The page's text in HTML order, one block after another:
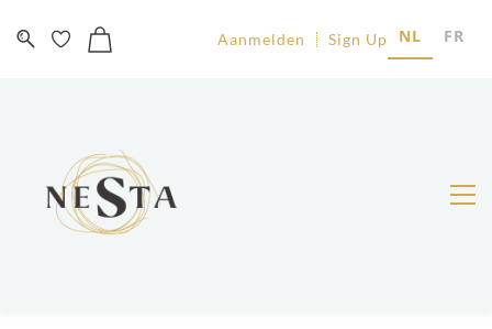
Aanmelden Sign Up NL FR